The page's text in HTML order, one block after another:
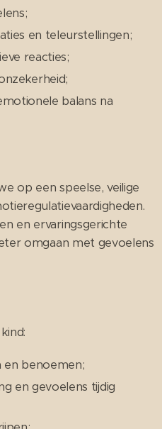
en teleurstellingen;
reacties;
balans na
op een speelse, veilige
en ervaringsgerichte
omgaan met gevoelens
en benoemen;
en gevoelens tijdig